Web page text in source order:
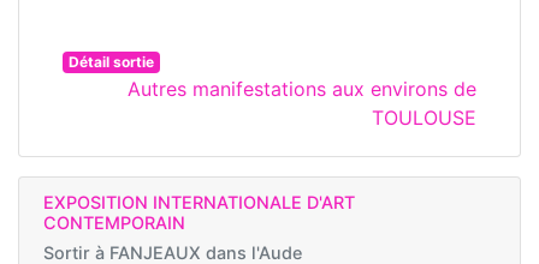
Détail sortie
Autres manifestations aux environs de
TOULOUSE
EXPOSITION INTERNATIONALE D'ART
CONTEMPORAIN
Sortir à FANJEAUX dans l'Aude